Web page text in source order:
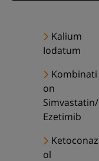
Kalium
Iodatum
Kombinati
on
Simvastatin/
Ezetimib
Ketoconaz
ol